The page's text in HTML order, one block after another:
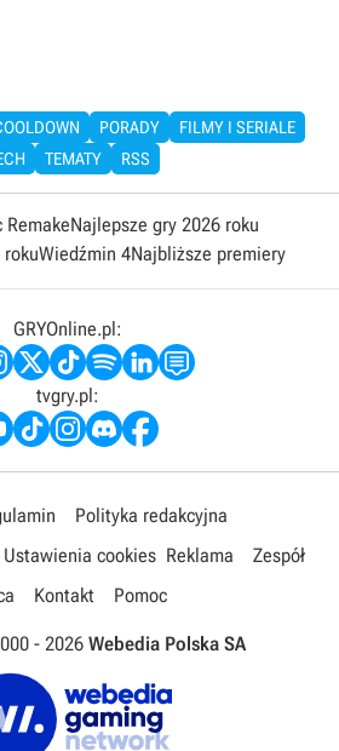
PORADY
FILMY I SERIALE
TEMATY RSS
RemakeNajlepsze gry 2026 roku
Wiedźmin 4Najbliższe premiery
GRYOnline.pl:
tvgry.pl:
Polityka redakcyjna
Ustawienia cookies Reklama
Zespół
Kontakt Pomoc
- 2026 Webedia Polska SA